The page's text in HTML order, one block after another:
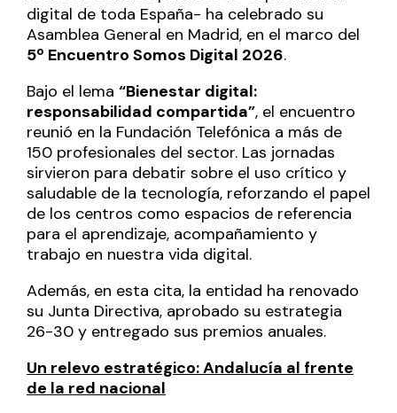
digital de toda España- ha celebrado su
Asamblea General en Madrid, en el marco del
5º Encuentro Somos Digital 2026.
Bajo el lema “Bienestar digital:
responsabilidad compartida”, el encuentro
reunió en la Fundación Telefónica a más de
150 profesionales del sector. Las jornadas
sirvieron para debatir sobre el uso crítico y
saludable de la tecnología, reforzando el papel
de los centros como espacios de referencia
para el aprendizaje, acompañamiento y
trabajo en nuestra vida digital.
Además, en esta cita, la entidad ha renovado
su Junta Directiva, aprobado su estrategia
26-30 y entregado sus premios anuales.
Un relevo estratégico: Andalucía al frente
de la red nacional